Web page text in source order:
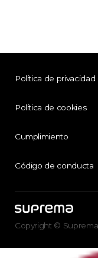
Política de privacidad
Política de cookies
Cumplimiento
Código de conducta
Copyright ©